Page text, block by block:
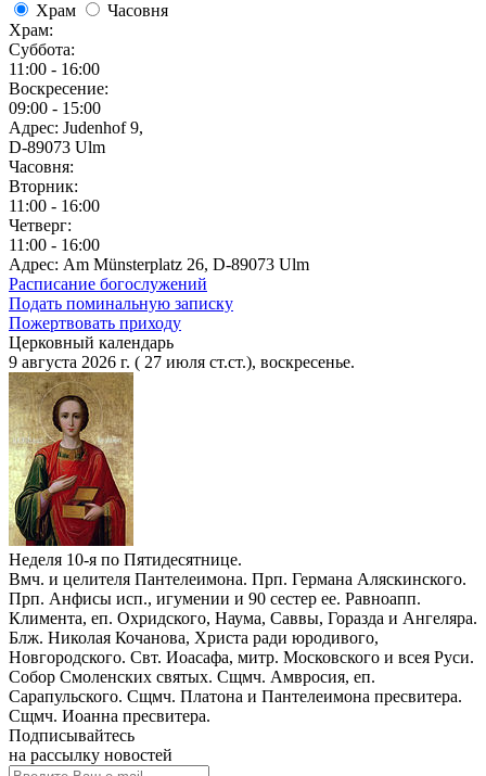
Храм
Часовня
Храм:
Суббота:
11:00 - 16:00
Воскресение:
09:00 - 15:00
Адрес: Judenhof 9,
D-89073 Ulm
Часовня:
Вторник:
11:00 - 16:00
Четверг:
11:00 - 16:00
Адрес: Am Münsterplatz 26, D-89073 Ulm
Расписание богослужений
Подать поминальную записку
Пожертвовать приходу
Церковный календарь
9 августа 2026 г. ( 27 июля ст.ст.), воскресенье.
Неделя 10-я по Пятидесятнице.
Вмч. и целителя Пантелеимона. Прп. Германа Аляскинского.
Прп. Анфисы исп., игумении и 90 сестер ее. Равноапп.
Климента, еп. Охридского, Наума, Саввы, Горазда и Ангеляра.
Блж. Николая Кочанова, Христа ради юродивого,
Новгородского. Свт. Иоасафа, митр. Московского и всея Руси.
Собор Смоленских святых. Сщмч. Амвросия, еп.
Сарапульского. Сщмч. Платона и Пантелеимона пресвитера.
Сщмч. Иоанна пресвитера.
Подписывайтесь
на рассылку новостей